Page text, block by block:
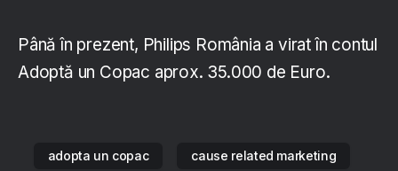
Până în prezent, Philips România a virat în contul
Adoptă un Copac aprox. 35.000 de Euro.
adopta un copac cause related marketing